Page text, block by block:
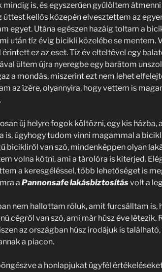
mindig is, és egyszerűen gyűlöltem átmenni
úttest kellős közepén elvesztettem az
egyet. Utána egészen hazáig toltam a
után tíz évig bicikli közelébe se mentem.
érintett ez az eset. Tíz év elteltével egy
ültem újra nyeregbe egy barátom
a mondás, miszerint ezt nem lehet
az ízére, olyannyira, hogy vettem is
új helyre fogok költözni, egy kis házba,
is, úgyhogy tudom vinni magammal a
bicikliről van szó, mindenképpen olyan
volna kötni, ami a tárolóra is kiterjed.
a keresgéléssel, több lehetőséget is
a Pannonsafe lakásbiztosítás volt a
nem hallottam róluk, amit furcsálltam is,
cégről van szó, ami már húsz éve létezik.
az országban húsz irodájuk is
a piacon.
a honlapjukat ügyfél